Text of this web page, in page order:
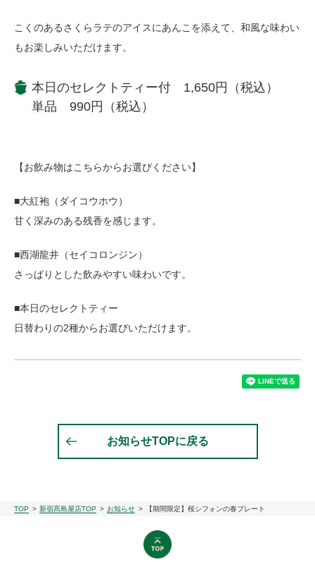
こくのあるさくらラテのアイスにあんこを添えて、和風な味わい
もお楽しみいただけます。
本日のセレクトティー付 1,650円（税込）
単品 990円（税込）
【お飲み物はこちらからお選びください】
■大紅袍（ダイコウホウ）
甘く深みのある残香を感じます。
■西湖龍井（セイコロンジン）
さっぱりとした飲みやすい味わいです。
■本日のセレクトティー
日替わりの2種からお選びいただけます。
お知らせTOPに戻る
TOP 新宿髙島屋店TOP お知らせ 【期間限定】桜シフォンの春プレート